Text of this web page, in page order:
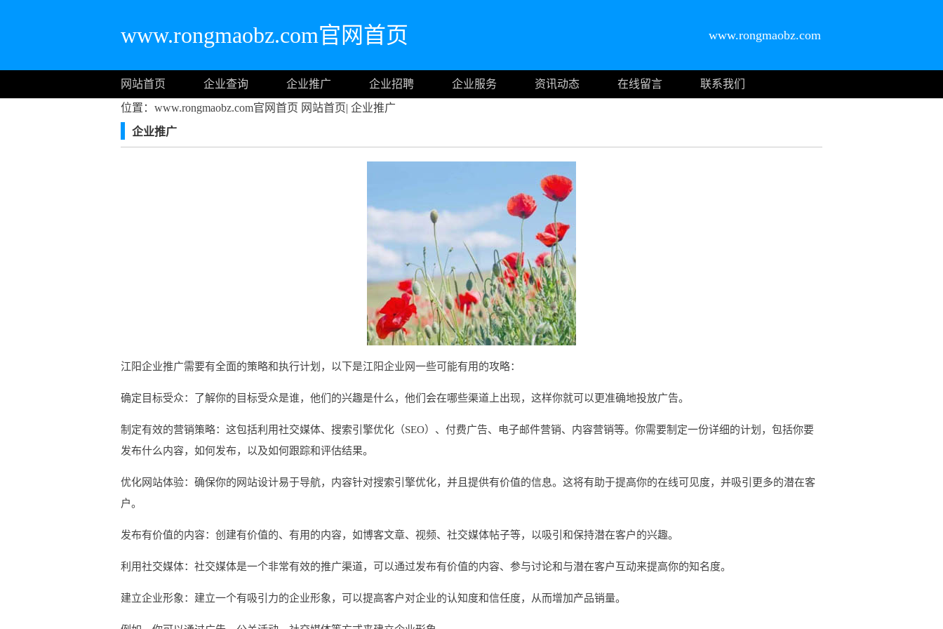
www.rongmaobz.com官网首页 www.rongmaobz.com
网站首页 企业查询 企业推广 企业招聘 企业服务 资讯动态 在线留言
联系我们
位置：www.rongmaobz.com官网首页 网站首页| 企业推广
企业推广
江阳企业推广需要有全面的策略和执行计划，以下是江阳企业网一些可能有用的攻略：
确定目标受众：了解你的目标受众是谁，他们的兴趣是什么，他们会在哪些渠道上出现，这样你就可以更准确地投放广告。
制定有效的营销策略：这包括利用社交媒体、搜索引擎优化（SEO）、付费广告、电子邮件营销、内容营销等。你需要制定一份详细的计划，包括你要
发布什么内容，如何发布，以及如何跟踪和评估结果。
优化网站体验：确保你的网站设计易于导航，内容针对搜索引擎优化，并且提供有价值的信息。这将有助于提高你的在线可见度，并吸引更多的潜在客
户。
发布有价值的内容：创建有价值的、有用的内容，如博客文章、视频、社交媒体帖子等，以吸引和保持潜在客户的兴趣。
利用社交媒体：社交媒体是一个非常有效的推广渠道，可以通过发布有价值的内容、参与讨论和与潜在客户互动来提高你的知名度。
建立企业形象：建立一个有吸引力的企业形象，可以提高客户对企业的认知度和信任度，从而增加产品销量。